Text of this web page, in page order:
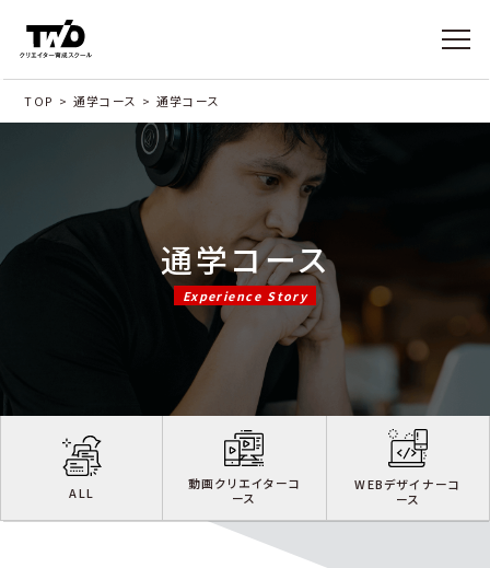
TOP > 通学コース > 通学コース
通学コース
Experience Story
ALL
動画クリエイターコ
ース
WEBデザイナーコ
ース